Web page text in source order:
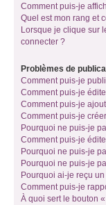
Comment puis-je
Quel est mon rang et
Lorsque je clique sur
connecter ?
Problèmes de
Comment puis-je
Comment puis-je
Comment puis-je
Comment puis-je
Pourquoi ne puis-je
Comment puis-je
Pourquoi ne puis-je
Pourquoi ne puis-je
Pourquoi ai-je reçu
Comment puis-je
À quoi sert le bouton